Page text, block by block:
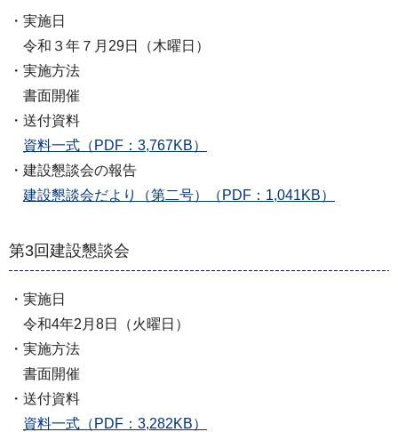
・実施日
令和３年７月29日（木曜日）
・実施方法
書面開催
・送付資料
資料一式（PDF：3,767KB）
・建設懇談会の報告
建設懇談会だより（第二号）（PDF：1,041KB）
第3回建設懇談会
・実施日
令和4年2月8日（火曜日）
・実施方法
書面開催
・送付資料
資料一式（PDF：3,282KB）